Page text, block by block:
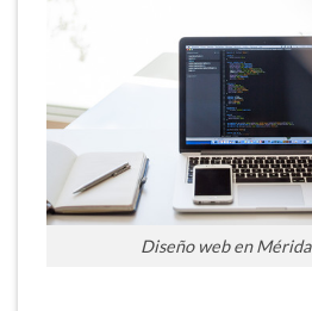
Diseño web en Mérida